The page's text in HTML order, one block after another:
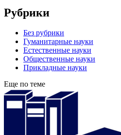
Рубрики
Без рубрики
Гуманитарные науки
Естественные науки
Общественные науки
Прикладные науки
Еще по теме